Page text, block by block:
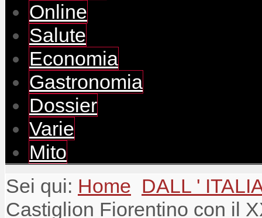
Online
Salute
Economia
Gastronomia
Dossier
Varie
Mito
Sei qui: Home DALL '
Castiglion Fiorentino con il